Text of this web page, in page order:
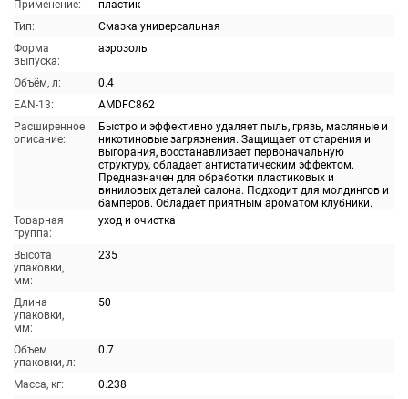
Применение:
пластик
Тип:
Смазка универсальная
Форма
выпуска:
аэрозоль
Объём, л:
0.4
EAN-13:
AMDFC862
Расширенное
описание:
Быстро и эффективно удаляет пыль, грязь, масляные и
никотиновые загрязнения. Защищает от старения и
выгорания, восстанавливает первоначальную
структуру, обладает антистатическим эффектом.
Предназначен для обработки пластиковых и
виниловых деталей салона. Подходит для молдингов и
бамперов. Обладает приятным ароматом клубники.
Товарная
группа:
уход и очистка
Высота
упаковки,
мм:
235
Длина
упаковки,
мм:
50
Объем
упаковки, л:
0.7
Масса, кг:
0.238